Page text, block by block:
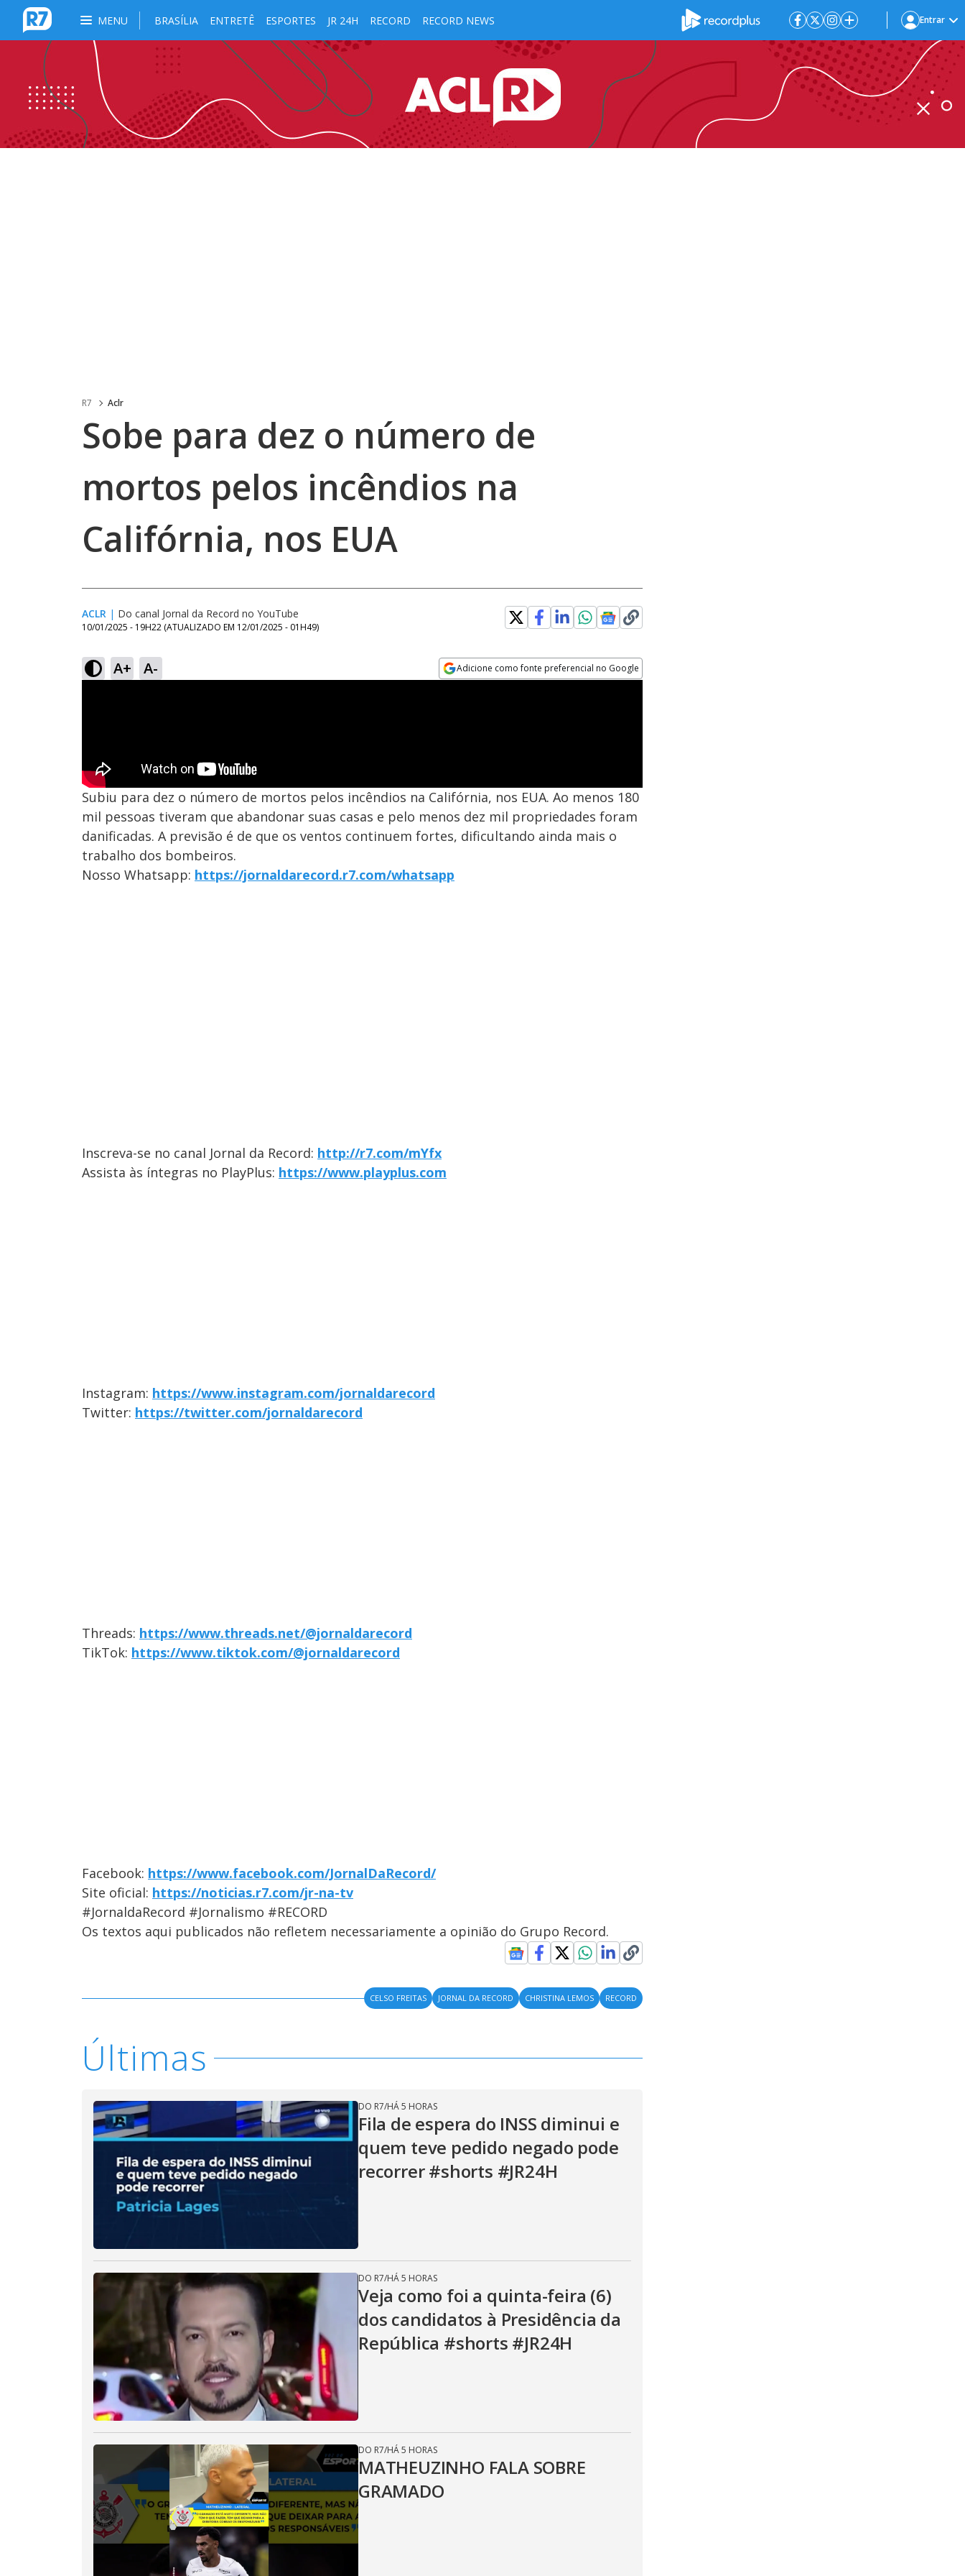
MENU BRASÍLIA ENTRETÊ ESPORTES JR 24H RECORD RECORD NEWS Entrar
R7 Aclr
Sobe para dez o número de
mortos pelos incêndios na
Califórnia, nos EUA
ACLR | Do canal Jornal da Record no YouTube
10/01/2025 - 19H22 (ATUALIZADO EM 12/01/2025 - 01H49)
A+ A- Adicione como fonte preferencial no Google
Subiu para dez o número de mortos pelos incêndios na Califórnia, nos EUA. Ao menos 180
mil pessoas tiveram que abandonar suas casas e pelo menos dez mil propriedades foram
danificadas. A previsão é de que os ventos continuem fortes, dificultando ainda mais o
trabalho dos bombeiros.
Nosso Whatsapp: https://jornaldarecord.r7.com/whatsapp
Inscreva-se no canal Jornal da Record: http://r7.com/mYfx
Assista às íntegras no PlayPlus: https://www.playplus.com
Instagram: https://www.instagram.com/jornaldarecord
Twitter: https://twitter.com/jornaldarecord
Threads: https://www.threads.net/@jornaldarecord
TikTok: https://www.tiktok.com/@jornaldarecord
Facebook: https://www.facebook.com/JornalDaRecord/
Site oficial: https://noticias.r7.com/jr-na-tv
#JornaldaRecord #Jornalismo #RECORD
Os textos aqui publicados não refletem necessariamente a opinião do Grupo Record.
CELSO FREITAS JORNAL DA RECORD CHRISTINA LEMOS RECORD
Últimas
DO R7/HÁ 5 HORAS
Fila de espera do INSS diminui e
quem teve pedido negado pode
recorrer #shorts #JR24H
DO R7/HÁ 5 HORAS
Veja como foi a quinta-feira (6)
dos candidatos à Presidência da
República #shorts #JR24H
DO R7/HÁ 5 HORAS
MATHEUZINHO FALA SOBRE
GRAMADO